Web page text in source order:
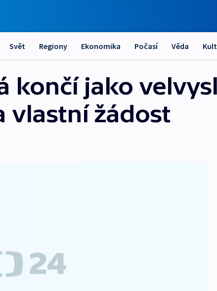
Svět Regiony Ekonomika Počasí Věda
končí jako
vlastní žádost